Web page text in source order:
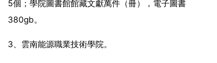
5個；學院圖書館館藏文獻萬件（冊），電子圖書
380gb。
3、雲南能源職業技術學院。